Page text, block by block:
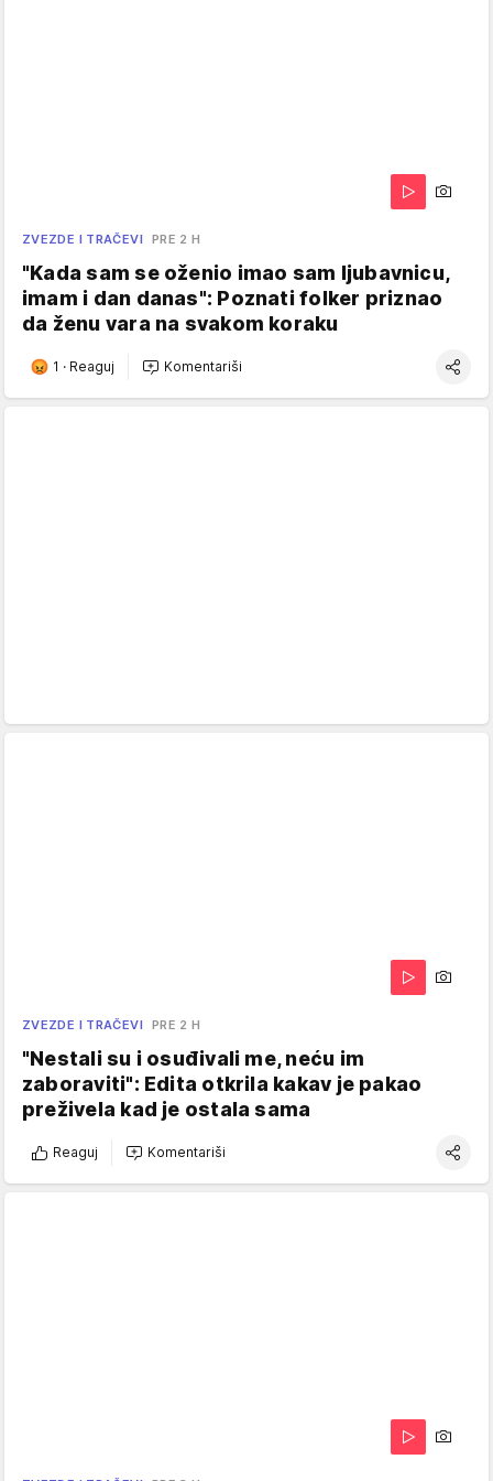
ZVEZDE I TRAČEVI PRE 2 H
"Kada sam se oženio imao sam ljubavnicu,
imam i dan danas": Poznati folker priznao
da ženu vara na svakom koraku
1 · Reaguj Komentariši
ZVEZDE I TRAČEVI PRE 2 H
"Nestali su i osuđivali me, neću im
zaboraviti": Edita otkrila kakav je pakao
preživela kad je ostala sama
Reaguj Komentariši